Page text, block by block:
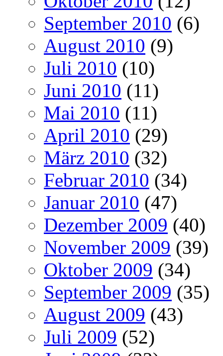
September 2010 (6)
August 2010 (9)
Juli 2010 (10)
Juni 2010 (11)
Mai 2010 (11)
April 2010 (29)
März 2010 (32)
Februar 2010 (34)
Januar 2010 (47)
Dezember 2009 (40)
November 2009 (39)
Oktober 2009 (34)
September 2009 (35)
August 2009 (43)
Juli 2009 (52)